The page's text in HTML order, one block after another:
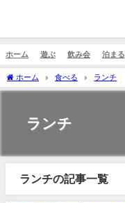
ホーム 遊ぶ 飲み会 泊まる
ホーム 食べる ランチ
ランチ
ランチの記事一覧